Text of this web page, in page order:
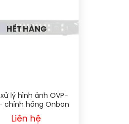
HẾT HÀNG
lý hình ảnh OVP-
– chính hãng Onbon
Liên hệ